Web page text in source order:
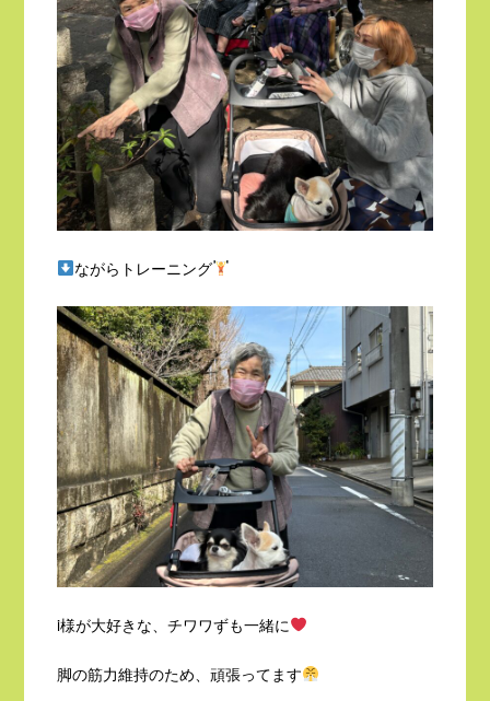
ながらトレーニング
i様が大好きな、チワワずも一緒に
脚の筋力維持のため、頑張ってます